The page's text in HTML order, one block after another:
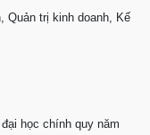
Quản trị kinh doanh, Kế
học chính quy năm